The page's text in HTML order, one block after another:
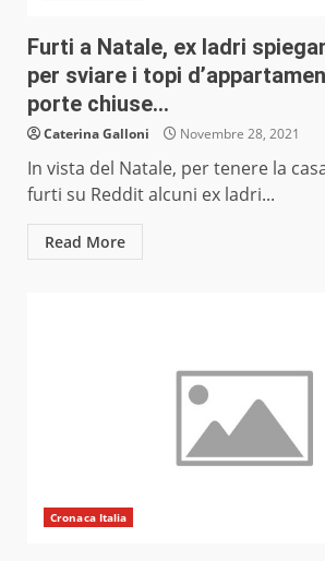
Furti a Natale, ex ladri
per sviare i topi
porte chiuse…
Caterina Galloni Novembre 28, 2021
In vista del Natale, per tenere la
furti su Reddit alcuni ex ladri...
Read More
Cronaca Italia